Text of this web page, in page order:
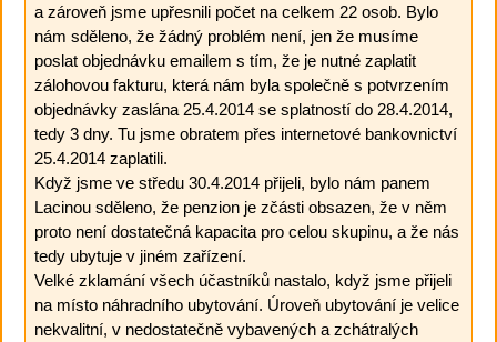
a zároveň jsme upřesnili počet na celkem 22 osob. Bylo
nám sděleno, že žádný problém není, jen že musíme
poslat objednávku emailem s tím, že je nutné zaplatit
zálohovou fakturu, která nám byla společně s potvrzením
objednávky zaslána 25.4.2014 se splatností do 28.4.2014,
tedy 3 dny. Tu jsme obratem přes internetové bankovnictví
25.4.2014 zaplatili.
Když jsme ve středu 30.4.2014 přijeli, bylo nám panem
Lacinou sděleno, že penzion je zčásti obsazen, že v něm
proto není dostatečná kapacita pro celou skupinu, a že nás
tedy ubytuje v jiném zařízení.
Velké zklamání všech účastníků nastalo, když jsme přijeli
na místo náhradního ubytování. Úroveň ubytování je velice
nekvalitní, v nedostatečně vybavených a zchátralých